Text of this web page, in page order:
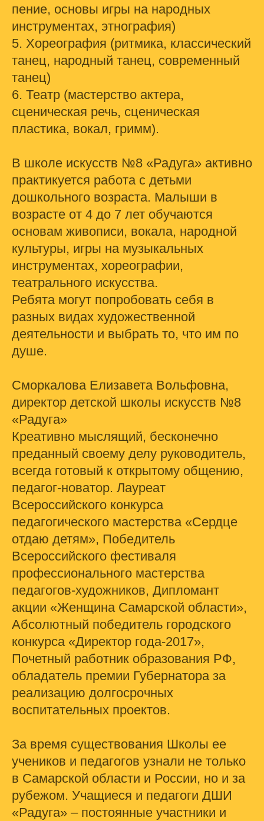
пение, основы игры на народных
инструментах, этнография)
5. Хореография (ритмика, классический
танец, народный танец, современный
танец)
6. Театр (мастерство актера,
сценическая речь, сценическая
пластика, вокал, гримм).
В школе искусств №8 «Радуга» активно
практикуется работа с детьми
дошкольного возраста. Малыши в
возрасте от 4 до 7 лет обучаются
основам живописи, вокала, народной
культуры, игры на музыкальных
инструментах, хореографии,
театрального искусства.
Ребята могут попробовать себя в
разных видах художественной
деятельности и выбрать то, что им по
душе.
Сморкалова Елизавета Вольфовна,
директор детской школы искусств №8
«Радуга»
Креативно мыслящий, бесконечно
преданный своему делу руководитель,
всегда готовый к открытому общению,
педагог-новатор. Лауреат
Всероссийского конкурса
педагогического мастерства «Сердце
отдаю детям», Победитель
Всероссийского фестиваля
профессионального мастерства
педагогов-художников, Дипломант
акции «Женщина Самарской области»,
Абсолютный победитель городского
конкурса «Директор года-2017»,
Почетный работник образования РФ,
обладатель премии Губернатора за
реализацию долгосрочных
воспитательных проектов.
За время существования Школы ее
учеников и педагогов узнали не только
в Самарской области и России, но и за
рубежом. Учащиеся и педагоги ДШИ
«Радуга» – постоянные участники и